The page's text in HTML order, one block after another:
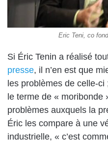
Eric Teni, co
Si Éric Tenin a réalisé
presse, il n’en est que
les problèmes de celle-ci
le terme de « moribonde
problèmes auxquels la
Éric les compare à une
industrielle, « c’est